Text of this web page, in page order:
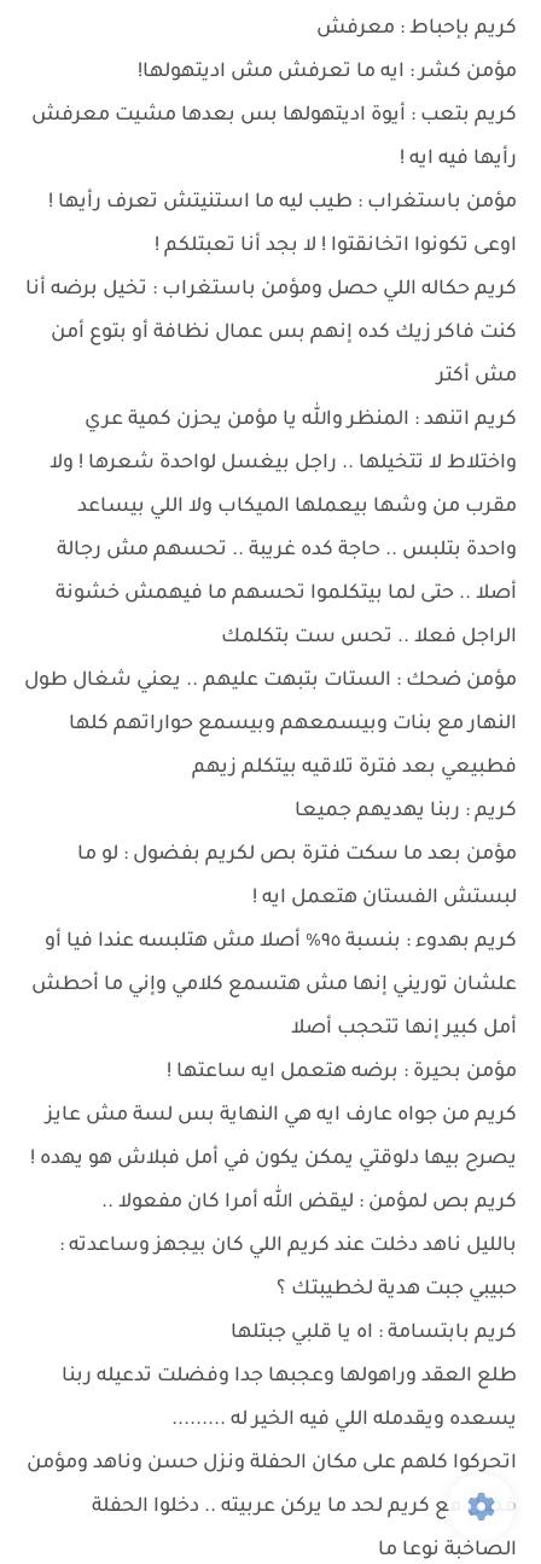
كريم بإحباط : معرفش
مؤمن كشر : ايه ما تعرفش مش اديتهولها!
كريم بتعب : أيوة اديتهولها بس بعدها مشيت معرفش
رأيها فيه ايه !
مؤمن باستغراب : طيب ليه ما استنيتش تعرف رأيها !
اوعى تكونوا اتخانقتوا ! لا بجد أنا تعبتلكم !
كريم حكاله اللي حصل ومؤمن باستغراب : تخيل برضه أنا
كنت فاكر زيك كده إنهم بس عمال نظافة أو بتوع أمن
مش أكتر
كريم اتنهد : المنظر والله يا مؤمن يحزن كمية عري
واختلاط لا تتخيلها .. راجل بيغسل لواحدة شعرها ! ولا
مقرب من وشها بيعملها الميكاب ولا اللي بيساعد
واحدة بتلبس .. حاجة كده غريبة .. تحسهم مش رجالة
أصلا .. حتى لما بيتكلموا تحسهم ما فيهمش خشونة
الراجل فعلا .. تحس ست بتكلمك
مؤمن ضحك : الستات بتبهت عليهم .. يعني شغال طول
النهار مع بنات وبيسمعهم وبيسمع حواراتهم كلها
فطبيعي بعد فترة تلاقيه بيتكلم زيهم
كريم : ربنا يهديهم جميعا
مؤمن بعد ما سكت فترة بص لكريم بفضول : لو ما
لبستش الفستان هتعمل ايه !
كريم بهدوء : بنسبة ٩٥٪؜ أصلا مش هتلبسه عندا فيا أو
علشان توريني إنها مش هتسمع كلامي وإني ما أحطش
أمل كبير إنها تتحجب أصلا
مؤمن بحيرة : برضه هتعمل ايه ساعتها !
كريم من جواه عارف ايه هي النهاية بس لسة مش عايز
يصرح بيها دلوقتي يمكن يكون في أمل فبلاش هو يهده !
كريم بص لمؤمن : ليقض الله أمرا كان مفعولا ..
بالليل ناهد دخلت عند كريم اللي كان بيجهز وساعدته :
حبيبي جبت هدية لخطيبتك ؟
كريم بابتسامة : اه يا قلبي جبتلها
طلع العقد وراهولها وعجبها جدا وفضلت تدعيله ربنا
يسعده ويقدمله اللي فيه الخير له .........
اتحركوا كلهم على مكان الحفلة ونزل حسن وناهد ومؤمن
فضل مع كريم لحد ما يركن عربيته .. دخلوا الحفلة
الصاخبة نوعا ما